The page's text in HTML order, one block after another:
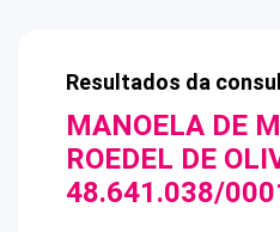
Resultados da
MANOELA DE
ROEDEL DE
48.641.038/